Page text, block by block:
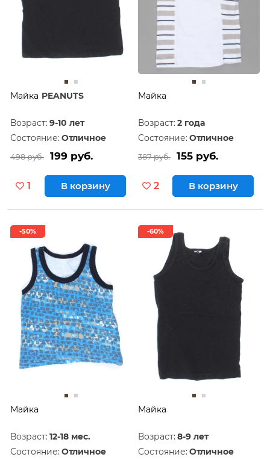
Майка PEANUTS
Возраст: 9-10 лет
Состояние: Отличное
498 руб. 199 руб.
1 В корзину
Майка
Возраст: 2 года
Состояние: Отличное
387 руб. 155 руб.
2 В корзину
-50%
Майка
Возраст: 12-18 мес.
Состояние: Отличное
-60%
Майка
Возраст: 8-9 лет
Состояние: Отличное